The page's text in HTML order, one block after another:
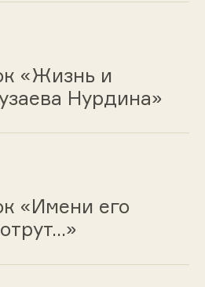
«Жизнь и
Нурдина»
«Имени его